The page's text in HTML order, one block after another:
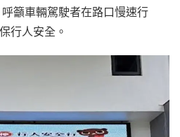
籲車輛駕駛者在路口慢速行
行人安全。